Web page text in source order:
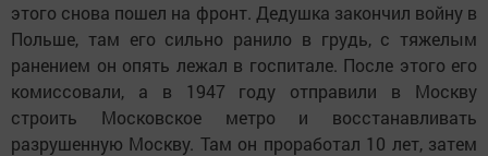
этого снова пошел на фронт. Дедушка закончил войну в
Польше, там его сильно ранило в грудь, с тяжелым
ранением он опять лежал в госпитале. После этого его
комиссовали, а в 1947 году отправили в Москву
строить Московское метро и восстанавливать
разрушенную Москву. Там он проработал 10 лет, затем